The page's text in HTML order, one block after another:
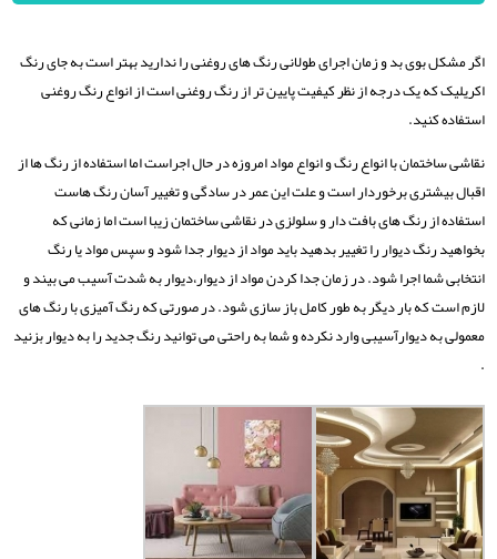
اگر مشکل بوی بد و زمان اجرای طولانی رنگ های روغنی را ندارید بهتر است به جای رنگ
اکریلیک که یک درجه از نظر کیفیت پایین تر از رنگ روغنی است از انواع رنگ روغنی
استفاده کنید.
نقاشی ساختمان با انواع رنگ و انواع مواد امروزه در حال اجراست اما استفاده از رنگ ها از
اقبال بیشتری برخوردار است و علت این عمر در سادگی و تغییر آسان رنگ هاست
استفاده از رنگ های بافت دار و سلولزی در نقاشی ساختمان زیبا است اما زمانی که
بخواهید رنگ دیوار را تغییر بدهید باید مواد از دیوار جدا شود و سپس مواد یا رنگ
انتخابی شما اجرا شود. در زمان جدا کردن مواد از دیوار،دیوار به شدت آسیب می بیند و
لازم است که بار دیگر به طور کامل باز سازی شود. در صورتی که رنگ آمیزی با رنگ های
معمولی به دیوارآسیبی وارد نکرده و شما به راحتی می توانید رنگ جدید را به دیوار بزنید
.